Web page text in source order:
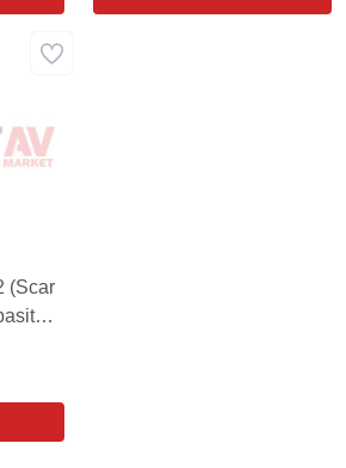
(Scar